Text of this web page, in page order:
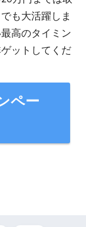
も大活躍しま
高のタイミン
ットしてくだ
ペー